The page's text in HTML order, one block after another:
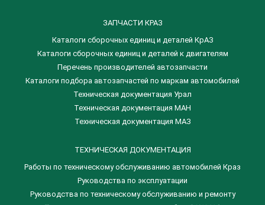
ЗАПЧАСТИ КРАЗ
Каталоги сборочных единиц и деталей КрАЗ
​Каталоги сборочных единиц и деталей к двигателям
Перечень производителей автозапчасти
Каталоги подбора автозапчастей по маркам автомобилей
Техническая документация Урал
Техническая документация МАН
Техническая документация МАЗ
ТЕХНИЧЕСКАЯ ДОКУМЕНТАЦИЯ
Работы по техническому обслуживанию автомобилей Краз
Руководства по эксплуатации
Руководства по техническому обслуживанию и ремонту